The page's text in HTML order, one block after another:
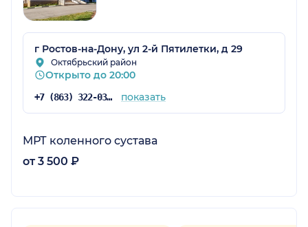
г Ростов-на-Дону, ул 2-й Пятилетки, д 29
Октябрьский район
Открыто до 20:00
+7 (863) 322-03-73 показать
МРТ коленного сустава
от 3 500 ₽